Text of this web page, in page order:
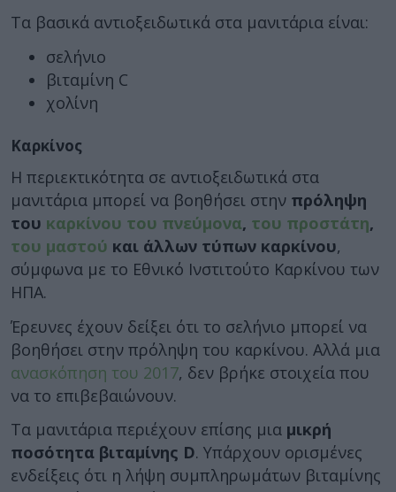
Τα βασικά αντιοξειδωτικά στα μανιτάρια είναι:
σελήνιο
βιταμίνη C
χολίνη
Καρκίνος
Η περιεκτικότητα σε αντιοξειδωτικά στα
μανιτάρια μπορεί να βοηθήσει στην πρόληψη
του καρκίνου του πνεύμονα, του προστάτη,
του μαστού και άλλων τύπων καρκίνου,
σύμφωνα με το Εθνικό Ινστιτούτο Καρκίνου των
ΗΠΑ.
Έρευνες έχουν δείξει ότι το σελήνιο μπορεί να
βοηθήσει στην πρόληψη του καρκίνου. Αλλά μια
ανασκόπηση του 2017, δεν βρήκε στοιχεία που
να το επιβεβαιώνουν.
Τα μανιτάρια περιέχουν επίσης μια μικρή
ποσότητα βιταμίνης D. Υπάρχουν ορισμένες
ενδείξεις ότι η λήψη συμπληρωμάτων βιταμίνης